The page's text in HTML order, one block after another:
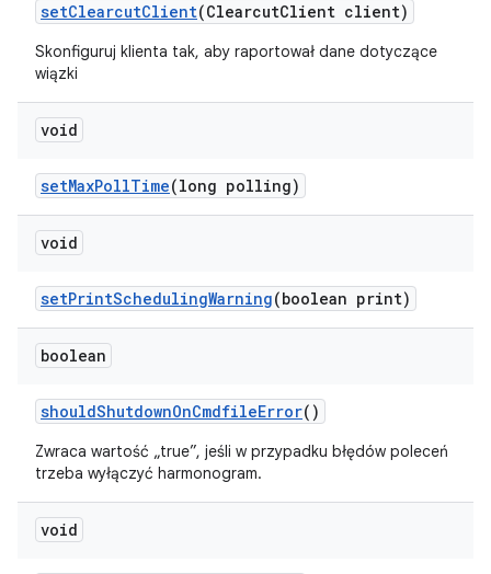
setClearcutClient(ClearcutClient client)
Skonfiguruj klienta tak, aby raportował dane dotyczące
wiązki
void
setMaxPollTime(long polling)
void
setPrintSchedulingWarning(boolean print)
boolean
shouldShutdownOnCmdfileError()
Zwraca wartość „true”, jeśli w przypadku błędów poleceń
trzeba wyłączyć harmonogram.
void